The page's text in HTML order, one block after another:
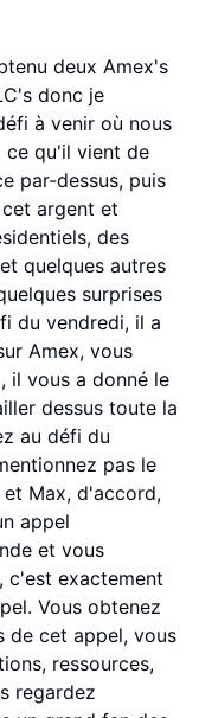
deux Amex's
donc je
à venir où nous
qu'il vient de
par-dessus, puis
argent et
des
quelques autres
surprises
du vendredi, il a
Amex, vous
il vous a donné le
dessus toute la
au défi du
pas le
Max, d'accord,
appel
et vous
c'est exactement
Vous obtenez
de cet appel, vous
ressources,
regardez